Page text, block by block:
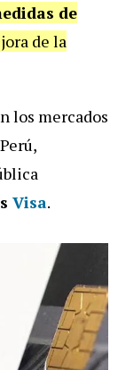
de
de la
los mercados
Visa.